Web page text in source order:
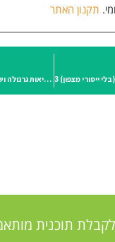
תקנון האתר
עוגיות בריאות גרנולה ושיבולת שועל ופירות יבשים
תוכנית